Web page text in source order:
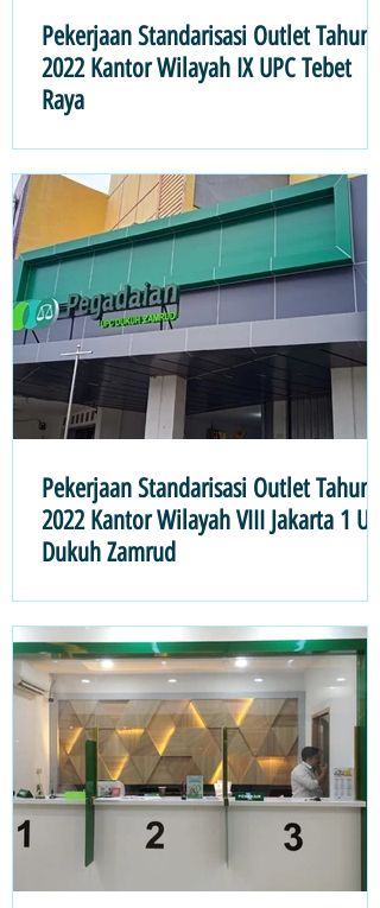
Pekerjaan Standarisasi Outlet Tahun
2022 Kantor Wilayah IX UPC Tebet
Raya
Pekerjaan Standarisasi Outlet Tahun
2022 Kantor Wilayah VIII Jakarta 1 UPC
Dukuh Zamrud